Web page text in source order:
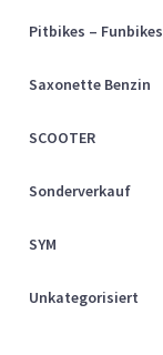
Pitbikes – Funbikes
Saxonette Benzin
SCOOTER
Sonderverkauf
SYM
Unkategorisiert